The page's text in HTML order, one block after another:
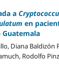
a
en
Diana
Rodolfo